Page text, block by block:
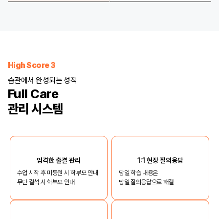
High Score 3
습관에서 완성되는 성적
Full Care
관리 시스템
엄격한 출결 관리
수업 시작 후 미등원 시 학부모 안내
무단 결석 시 학부모 안내
1:1 현장 질의응답
당일 학습 내용은
당일 질의응답으로 해결